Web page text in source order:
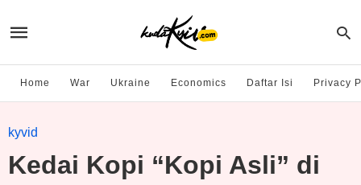
Home War Ukraine Economics Daftar Isi Privacy
kyvid
Kedai Kopi “Kopi Asli” di